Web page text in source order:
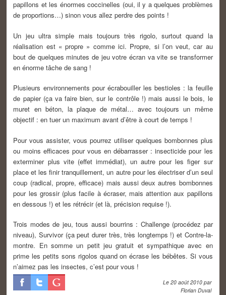
papillons et les énormes coccinelles (oui, il y a quelques problèmes
de proportions…) sinon vous allez perdre des points !
Un jeu ultra simple mais toujours très rigolo, surtout quand la
réalisation est « propre » comme ici. Propre, si l’on veut, car au
bout de quelques minutes de jeu votre écran va vite se transformer
en énorme tâche de sang !
Plusieurs environnements pour écrabouiller les bestioles : la feuille
de papier (ça va faire bien, sur le contrôle !) mais aussi le bois, le
muret en béton, la plaque de métal… avec toujours un même
objectif : en tuer un maximum avant d’être à court de temps !
Pour vous assister, vous pourrez utiliser quelques bombonnes plus
ou moins efficaces pour vous en débarrasser : insecticide pour les
exterminer plus vite (effet immédiat), un autre pour les figer sur
place et les finir tranquillement, un autre pour les électriser d’un seul
coup (radical, propre, efficace) mais aussi deux autres bombonnes
pour les grossir (plus facile à écraser, mais attention aux papillons
en dessous !) et les rétrécir (et là, précision requise !).
Trois modes de jeu, tous aussi bourrins : Challenge (procédez par
niveau), Survivor (ça peut durer très, très longtemps !) et Contre-la-
montre. En somme un petit jeu gratuit et sympathique avec en
prime les petits sons rigolos quand on écrase les bébêtes. Si vous
n’aimez pas les insectes, c’est pour vous !
Le 20 août 2010par
Florian Duval